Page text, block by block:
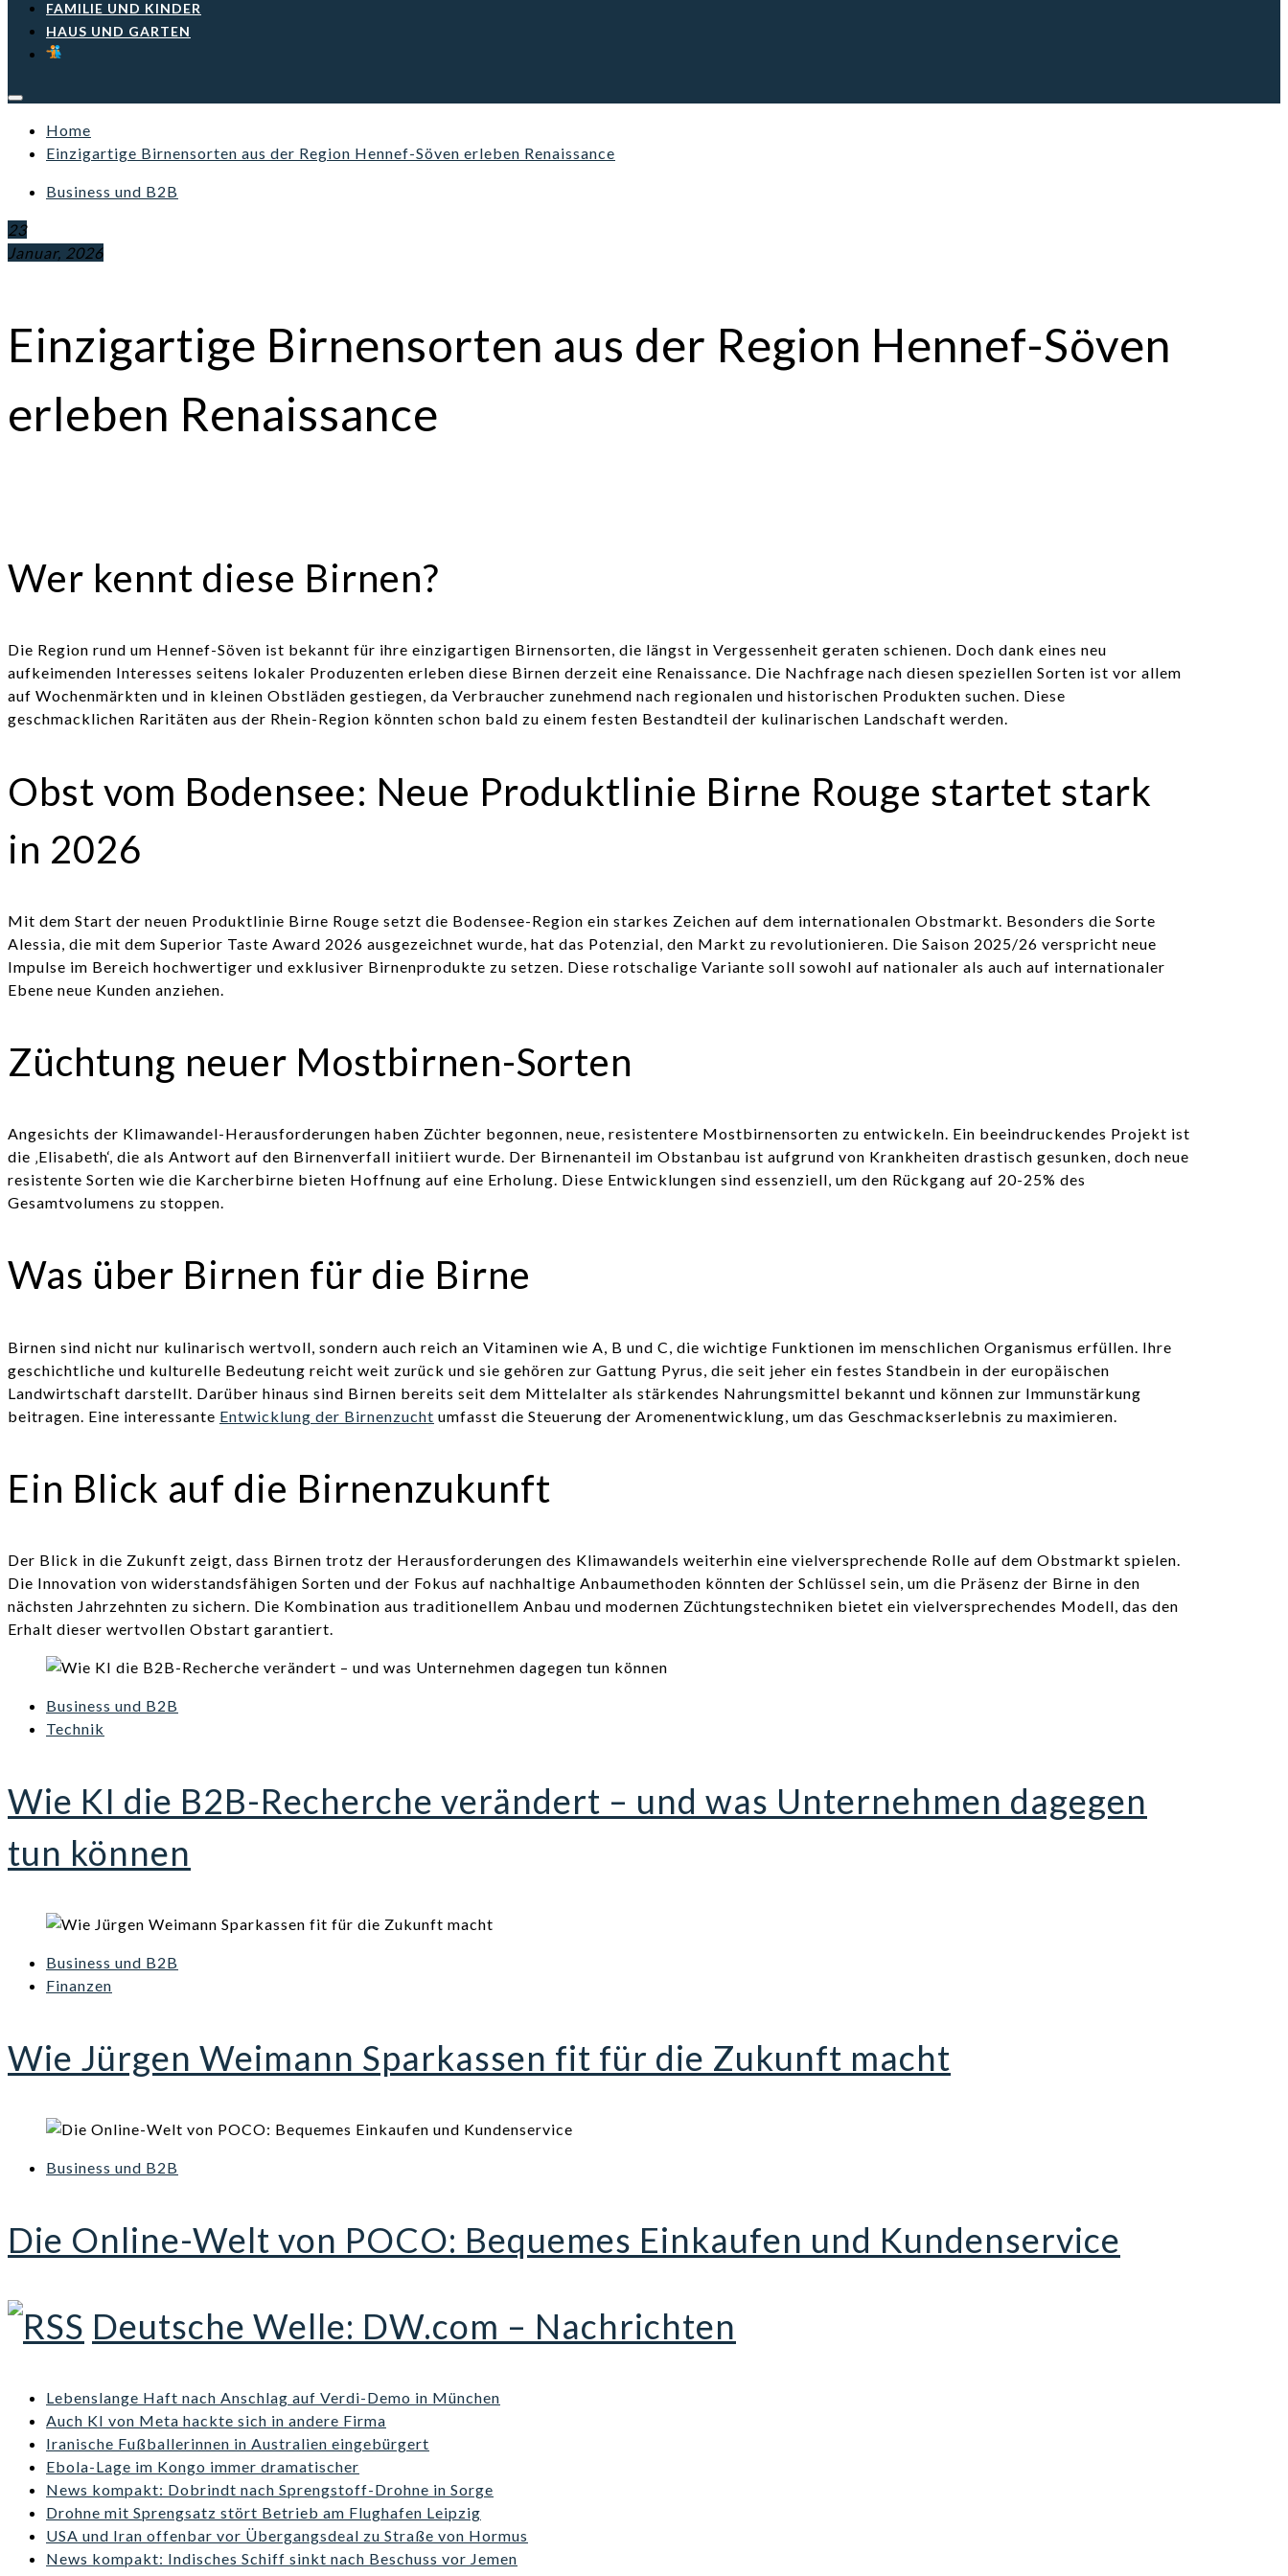
FAMILIE UND KINDER
HAUS UND GARTEN
Home
Einzigartige Birnensorten aus der Region Hennef-Söven erleben Renaissance
Business und B2B
23
Januar, 2026
Einzigartige Birnensorten aus der Region Hennef-Söven
erleben Renaissance
Wer kennt diese Birnen?
Die Region rund um Hennef-Söven ist bekannt für ihre einzigartigen Birnensorten, die längst in Vergessenheit geraten schienen. Doch dank eines neu
aufkeimenden Interesses seitens lokaler Produzenten erleben diese Birnen derzeit eine Renaissance. Die Nachfrage nach diesen speziellen Sorten ist vor allem
auf Wochenmärkten und in kleinen Obstläden gestiegen, da Verbraucher zunehmend nach regionalen und historischen Produkten suchen. Diese
geschmacklichen Raritäten aus der Rhein-Region könnten schon bald zu einem festen Bestandteil der kulinarischen Landschaft werden.
Obst vom Bodensee: Neue Produktlinie Birne Rouge startet stark
in 2026
Mit dem Start der neuen Produktlinie Birne Rouge setzt die Bodensee-Region ein starkes Zeichen auf dem internationalen Obstmarkt. Besonders die Sorte
Alessia, die mit dem Superior Taste Award 2026 ausgezeichnet wurde, hat das Potenzial, den Markt zu revolutionieren. Die Saison 2025/26 verspricht neue
Impulse im Bereich hochwertiger und exklusiver Birnenprodukte zu setzen. Diese rotschalige Variante soll sowohl auf nationaler als auch auf internationaler
Ebene neue Kunden anziehen.
Züchtung neuer Mostbirnen-Sorten
Angesichts der Klimawandel-Herausforderungen haben Züchter begonnen, neue, resistentere Mostbirnensorten zu entwickeln. Ein beeindruckendes Projekt ist
die ‚Elisabeth‘, die als Antwort auf den Birnenverfall initiiert wurde. Der Birnenanteil im Obstanbau ist aufgrund von Krankheiten drastisch gesunken, doch neue
resistente Sorten wie die Karcherbirne bieten Hoffnung auf eine Erholung. Diese Entwicklungen sind essenziell, um den Rückgang auf 20-25% des
Gesamtvolumens zu stoppen.
Was über Birnen für die Birne
Birnen sind nicht nur kulinarisch wertvoll, sondern auch reich an Vitaminen wie A, B und C, die wichtige Funktionen im menschlichen Organismus erfüllen. Ihre
geschichtliche und kulturelle Bedeutung reicht weit zurück und sie gehören zur Gattung Pyrus, die seit jeher ein festes Standbein in der europäischen
Landwirtschaft darstellt. Darüber hinaus sind Birnen bereits seit dem Mittelalter als stärkendes Nahrungsmittel bekannt und können zur Immunstärkung
beitragen. Eine interessante Entwicklung der Birnenzucht umfasst die Steuerung der Aromenentwicklung, um das Geschmackserlebnis zu maximieren.
Ein Blick auf die Birnenzukunft
Der Blick in die Zukunft zeigt, dass Birnen trotz der Herausforderungen des Klimawandels weiterhin eine vielversprechende Rolle auf dem Obstmarkt spielen.
Die Innovation von widerstandsfähigen Sorten und der Fokus auf nachhaltige Anbaumethoden könnten der Schlüssel sein, um die Präsenz der Birne in den
nächsten Jahrzehnten zu sichern. Die Kombination aus traditionellem Anbau und modernen Züchtungstechniken bietet ein vielversprechendes Modell, das den
Erhalt dieser wertvollen Obstart garantiert.
Business und B2B
Technik
Wie KI die B2B-Recherche verändert – und was Unternehmen dagegen
tun können
Business und B2B
Finanzen
Wie Jürgen Weimann Sparkassen fit für die Zukunft macht
Business und B2B
Die Online-Welt von POCO: Bequemes Einkaufen und Kundenservice
Deutsche Welle: DW.com – Nachrichten
Lebenslange Haft nach Anschlag auf Verdi-Demo in München
Auch KI von Meta hackte sich in andere Firma
Iranische Fußballerinnen in Australien eingebürgert
Ebola-Lage im Kongo immer dramatischer
News kompakt: Dobrindt nach Sprengstoff-Drohne in Sorge
Drohne mit Sprengsatz stört Betrieb am Flughafen Leipzig
USA und Iran offenbar vor Übergangsdeal zu Straße von Hormus
News kompakt: Indisches Schiff sinkt nach Beschuss vor Jemen